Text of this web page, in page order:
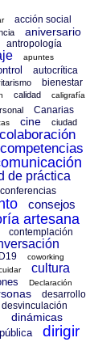
acción social
aniversario
antropología
apuntes
autocrítica
bienestar
calidad caligrafía
Canarias
cine ciudad
colaboración
competencias
de práctica
conferencias
consejos
artesana
contemplación
coworking
cultura
Declaración
desarrollo
desvinculación
dinámicas
dirigir